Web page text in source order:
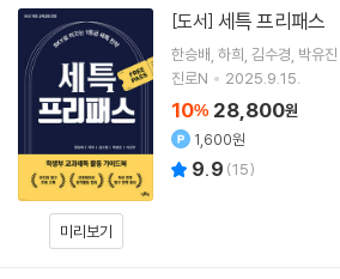
미리보기
[도서] 세특 프리패스
한승배 하희 김수경 박유진
진로N
2025.9.15.
10% 28,800원
1,600원
9.9 (15)